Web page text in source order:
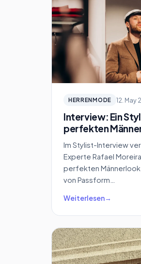
HERRENMODE 12. May
Interview: Ein
perfekten
Im Stylist-Interview
Experte Rafael
perfekten Männerlook
von Passform…
Weiterlesen→